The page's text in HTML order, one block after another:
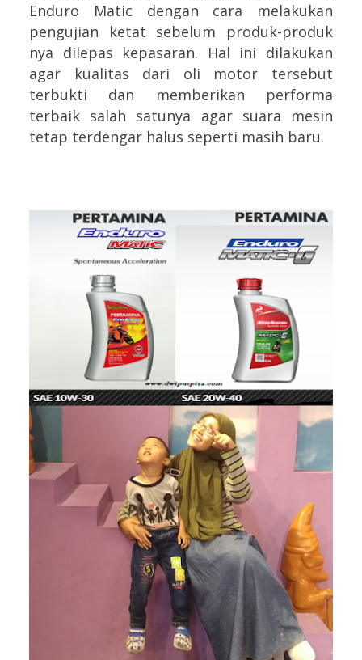
Enduro Matic dengan cara melakukan
pengujian ketat sebelum produk-produk
nya dilepas kepasaran. Hal ini dilakukan
agar kualitas dari oli motor tersebut
terbukti dan memberikan performa
terbaik salah satunya agar suara mesin
tetap terdengar halus seperti masih baru.